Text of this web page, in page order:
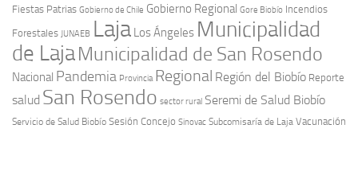
Fiestas Patrias Gobierno de Chile Gobierno Regional Gore Biobío Incendios
Forestales JUNAEB Laja Los Ángeles Municipalidad
de LajaMunicipalidad de San Rosendo
Nacional Pandemia Provincia Regional Región del Biobío Reporte
salud San Rosendo sector rural Seremi de Salud Biobío
Servicio de Salud Biobío Sesión Concejo Sinovac Subcomisaría de Laja Vacunación